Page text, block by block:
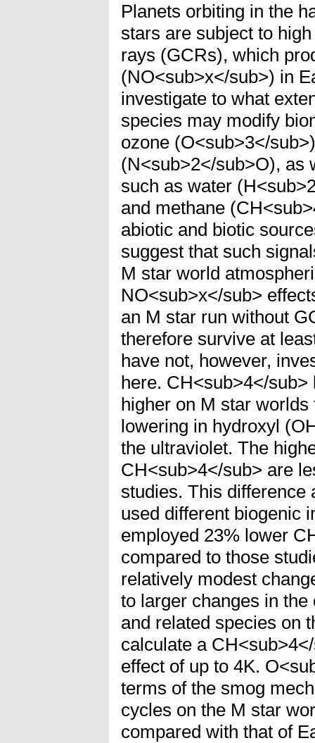
Planets orbiting in the
stars are subject to
rays (GCRs), which
(NO<sub>x</sub>) in
investigate to what
species may modify
ozone (O<sub>3</
(N<sub>2</sub>O), as
such as water
and methane
abiotic and biotic
suggest that such
M star world
NO<sub>x</sub>
an M star run without
therefore survive at
have not, however,
here. CH<sub>4</
higher on M star
lowering in hydroxyl
the ultraviolet. The
CH<sub>4</sub> are
studies. This difference
used different biogenic
employed 23% lower
compared to those
relatively modest
to larger changes in
and related species on
calculate a
effect of up to 4K.
terms of the smog
cycles on the M star
compared with that of